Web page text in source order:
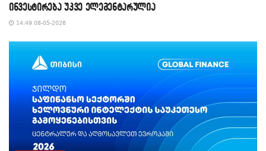
ინვესტირება უკვე ელემენტარულია
14:49 08-05-2026